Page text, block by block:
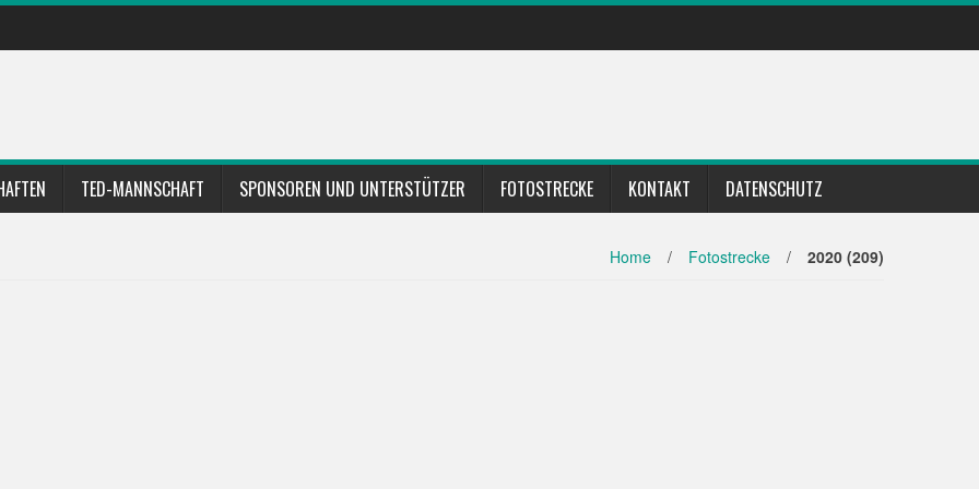
TED-MANNSCHAFT SPONSOREN UND UNTERSTÜTZER FOTOSTRECKE KONTAKT DATENSCHUTZ
Home / Fotostrecke / 2020 (209)